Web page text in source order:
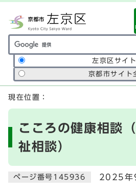
サイト内検索の範囲
左京区サイ
京都市サイト
ここから本文です
現在位置：
こころの健康相談
祉相談）
ページ番号145936 2025年